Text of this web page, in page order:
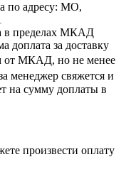
по адресу: МО,
в пределах МКАД
доплата за доставку
от МКАД, но не менее
менеджер свяжется и
на сумму доплаты в
произвести оплату